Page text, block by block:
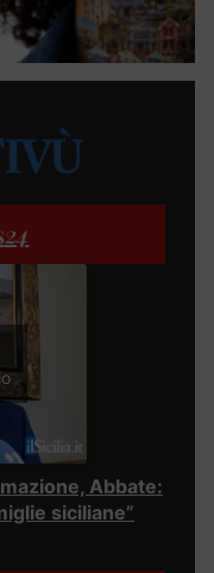
24
Abbate:
siciliane”